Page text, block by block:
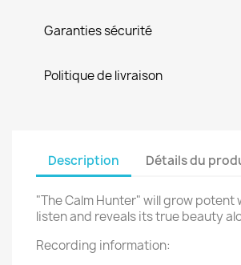
Garanties sécurité
Politique de livraison
Description Détails du
"The Calm Hunter" will grow potent
listen and reveals its true beauty
Recording information: